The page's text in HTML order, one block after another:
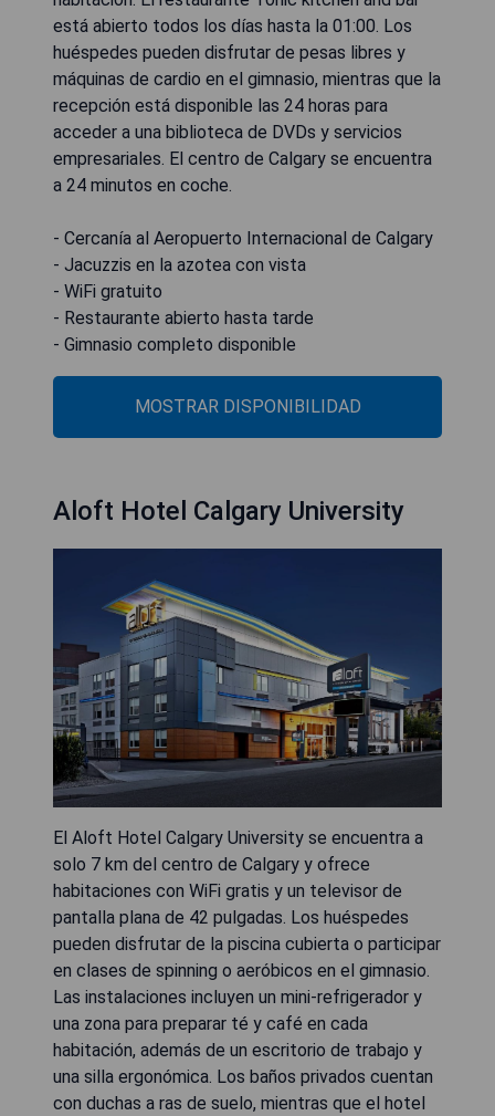
está abierto todos los días hasta la 01:00. Los
huéspedes pueden disfrutar de pesas libres y
máquinas de cardio en el gimnasio, mientras que la
recepción está disponible las 24 horas para
acceder a una biblioteca de DVDs y servicios
empresariales. El centro de Calgary se encuentra
a 24 minutos en coche.
- Cercanía al Aeropuerto Internacional de Calgary
- Jacuzzis en la azotea con vista
- WiFi gratuito
- Restaurante abierto hasta tarde
- Gimnasio completo disponible
MOSTRAR DISPONIBILIDAD
Aloft Hotel Calgary University
El Aloft Hotel Calgary University se encuentra a
solo 7 km del centro de Calgary y ofrece
habitaciones con WiFi gratis y un televisor de
pantalla plana de 42 pulgadas. Los huéspedes
pueden disfrutar de la piscina cubierta o participar
en clases de spinning o aeróbicos en el gimnasio.
Las instalaciones incluyen un mini-refrigerador y
una zona para preparar té y café en cada
habitación, además de un escritorio de trabajo y
una silla ergonómica. Los baños privados cuentan
con duchas a ras de suelo, mientras que el hotel